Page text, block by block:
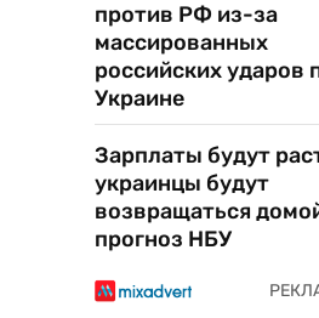
против РФ из-за
массированных
российских ударов
Украине
Зарплаты будут
украинцы будут
возвращаться
прогноз НБУ